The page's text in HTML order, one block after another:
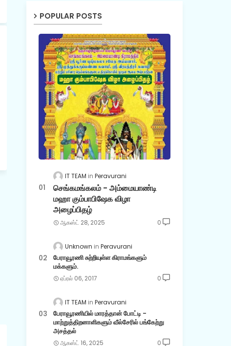
POPULAR POSTS
IT TEAM Peravurani
செங்கமங்கலம் - அம்மையாண்டி
மஹா கும்பாபிஷேக விழா
அழைப்பிதழ்
ஆகஸ்ட் 28, 2025 0
Unknown Peravurani
பேராவூரணி சுற்றியுள்ள கிராமங்களும்
மக்களும்.
ஏப்ரல் 06, 2017 0
IT TEAM Peravurani
பேராவூரணியில் மாரத்தான் போட்டி -
மாற்றுத்திறனாளிகளும் வீல்சேரில் பங்கேற்று
அசத்தல்
ஆகஸ்ட் 16, 2025 0